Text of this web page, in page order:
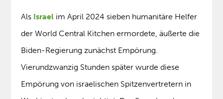
Als Israel im April 2024 sieben humanitäre Helfer
der World Central Kitchen ermordete, äußerte die
Biden-Regierung zunächst Empörung.
Vierundzwanzig Stunden später wurde diese
Empörung von israelischen Spitzenvertretern in